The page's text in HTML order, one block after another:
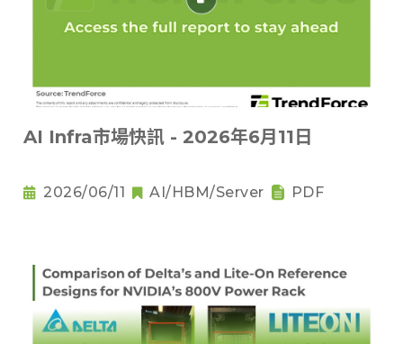
AI Infra市場快訊 - 2026年6月11日
2026/06/11 AI/HBM/Server PDF